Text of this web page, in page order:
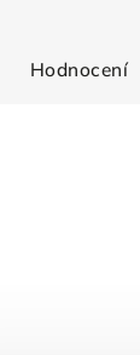
Hodnocení